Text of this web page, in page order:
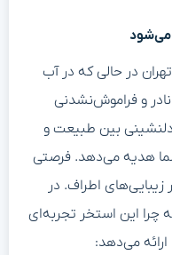
می‌شود
در حالی که در آب
و فراموش‌نشدنی
دلنشینی بین طبیعت و
هدیه می‌دهد. فرصتی
اطراف. در
چرا این استخر تجربه‌ای
می‌دهد: